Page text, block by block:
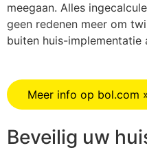
meegaan. Alles
geen redenen meer om
buiten huis-implementatie
Meer info op bol.com
Beveilig uw